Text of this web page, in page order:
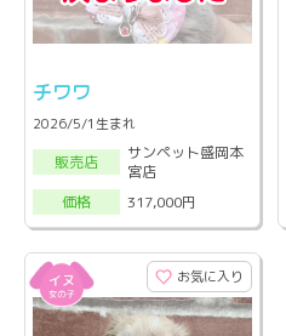
チワワ
2026/5/1生まれ
販売店
サンペット盛岡本
宮店
価格
317,000円
お気に入り